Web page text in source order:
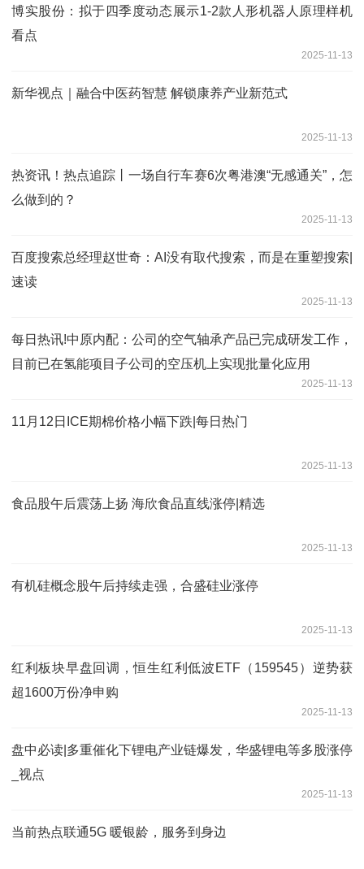
博实股份：拟于四季度动态展示1-2款人形机器人原理样机
看点
2025-11-13
新华视点｜融合中医药智慧 解锁康养产业新范式
2025-11-13
热资讯！热点追踪丨一场自行车赛6次粤港澳“无感通关”，怎
么做到的？
2025-11-13
百度搜索总经理赵世奇：AI没有取代搜索，而是在重塑搜索|
速读
2025-11-13
每日热讯!中原内配：公司的空气轴承产品已完成研发工作，
目前已在氢能项目子公司的空压机上实现批量化应用
2025-11-13
11月12日ICE期棉价格小幅下跌|每日热门
2025-11-13
食品股午后震荡上扬 海欣食品直线涨停|精选
2025-11-13
有机硅概念股午后持续走强，合盛硅业涨停
2025-11-13
红利板块早盘回调，恒生红利低波ETF（159545）逆势获
超1600万份净申购
2025-11-13
盘中必读|多重催化下锂电产业链爆发，华盛锂电等多股涨停
_视点
2025-11-13
当前热点联通5G 暖银龄，服务到身边